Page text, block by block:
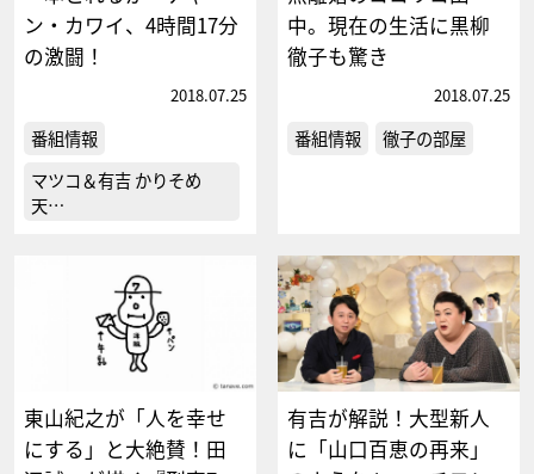
ン・カワイ、4時間17分
の激闘！
2018.07.25
番組情報
マツコ＆有吉 かりそめ
天…
中。現在の生活に黒柳
徹子も驚き
2018.07.25
番組情報 徹子の部屋
東山紀之が「人を幸せ
にする」と大絶賛！田
有吉が解説！大型新人
に「山口百恵の再来」